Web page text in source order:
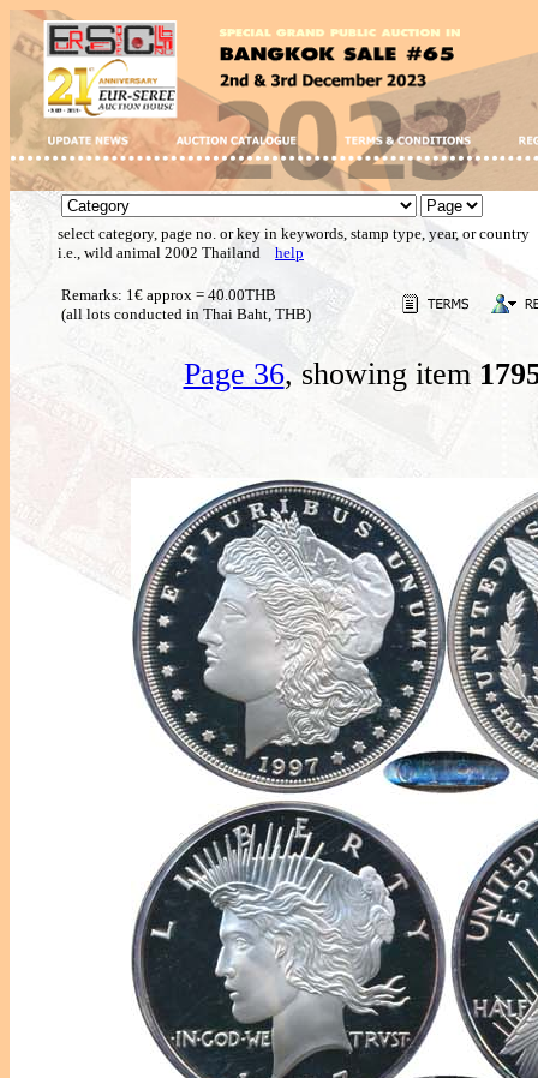
select category, page no. or key in keywords, stamp type, year, or country
i.e., wild animal 2002 Thailand help
Remarks: 1€ approx = 40.00THB
(all lots conducted in Thai Baht, THB)
Page 36, showing item